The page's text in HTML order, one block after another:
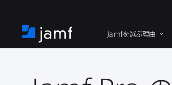
イ
ン
ホ
ー
Jamfを​選ぶ理由